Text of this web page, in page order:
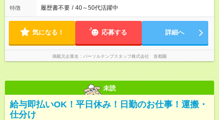
特徴 履歴書不要 / 40～50代活躍中
気になる！ 応募する 詳細へ
掲載元企業名 パーソルテンプスタッフ株式会社 首都圏
未読
給与即払いOK！平日休み！日勤のお仕事！運搬・
仕分け